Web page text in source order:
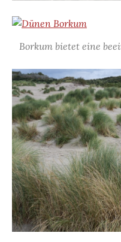
Borkum bietet eine